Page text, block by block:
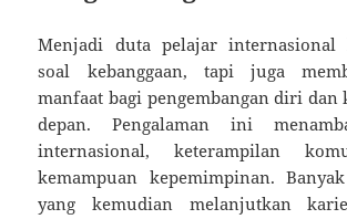
Menjadi duta pelajar internasional
soal kebanggaan, tapi juga
manfaat bagi pengembangan diri dan
depan. Pengalaman ini
internasional, keterampilan
kemampuan kepemimpinan.
yang kemudian melanjutkan